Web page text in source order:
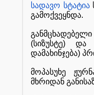
სადავო სტატია
გამოქვეყნდა.
განმცხადებელი
(სიზუსტე) და
დამახინჯება)
მოპასუხე
მხრიდან